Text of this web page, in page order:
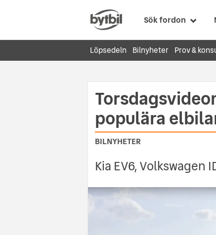
Sök fordon
Löpsedeln Bilnyheter Prov &
populära
BILNYHETER
Kia EV6, Volkswagen